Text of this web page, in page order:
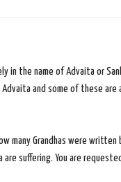
the name of Advaita or
Advaita and some of these are
Grandhas were written
are suffering. You are